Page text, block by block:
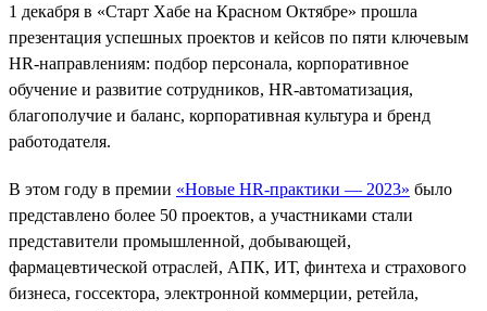
1 декабря в «Старт Хабе на Красном Октябре» прошла
презентация успешных проектов и кейсов по пяти ключевым
HR-направлениям: подбор персонала, корпоративное
обучение и развитие сотрудников, HR-автоматизация,
благополучие и баланс, корпоративная культура и бренд
работодателя.
В этом году в премии «Новые HR-практики — 2023» было
представлено более 50 проектов, а участниками стали
представители промышленной, добывающей,
фармацевтической отраслей, АПК, ИТ, финтеха и страхового
бизнеса, госсектора, электронной коммерции, ретейла,